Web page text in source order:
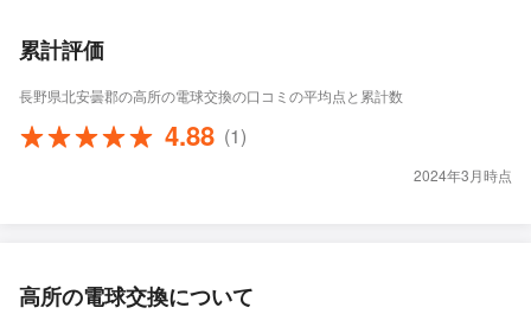
累計評価
長野県北安曇郡の高所の電球交換の口コミの平均点と累計数
4.88 (1)
2024年3月時点
高所の電球交換について